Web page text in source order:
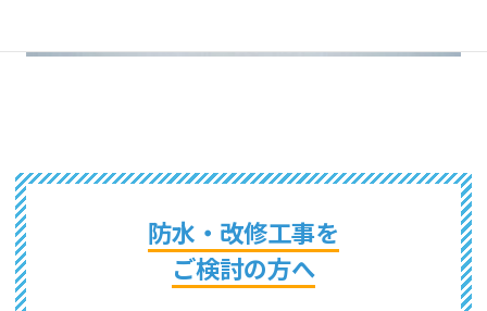
防水・改修工事を
ご検討の方へ